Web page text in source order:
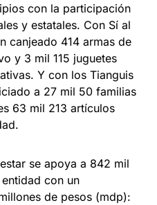
con la participación
y estatales. Con Sí al
canjeado 414 armas de
y 3 mil 115 juguetes
Y con los Tianguis
a 27 mil 50 familias
63 mil 213 artículos
se apoya a 842 mil
con un
de pesos (mdp):